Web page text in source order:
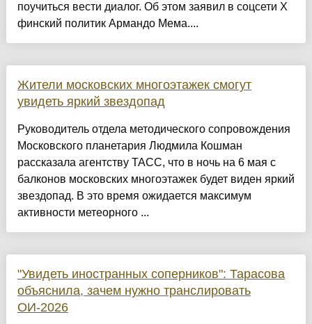
поучиться вести диалог. Об этом заявил в соцсети Х
финский политик Армандо Мема....
Жители московских многоэтажек смогут
увидеть яркий звездопад
Руководитель отдела методического сопровождения
Московского планетария Людмила Кошман
рассказала агентству ТАСС, что в ночь на 6 мая с
балконов московских многоэтажек будет виден яркий
звездопад. В это время ожидается максимум
активности метеорного ...
"Увидеть иностранных соперников": Тарасова
объяснила, зачем нужно транслировать
ОИ-2026